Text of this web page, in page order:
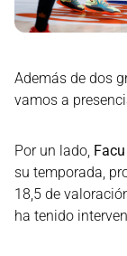
Además de dos
vamos a
Por un lado,
su temporada,
18,5 de
ha tenido